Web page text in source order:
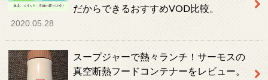
だからできるおすすめVOD比較。
2020.05.28
スープジャーで熱々ランチ！サーモスの
真空断熱フードコンテナーをレビュー。